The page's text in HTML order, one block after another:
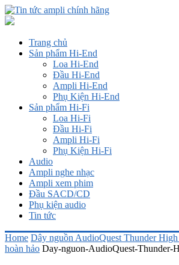
Trang chủ
Sản phẩm Hi-End
Loa Hi-End
Đầu Hi-End
Ampli Hi-End
Phụ Kiện Hi-End
Sản phẩm Hi-Fi
Loa Hi-Fi
Đầu Hi-Fi
Ampli Hi-Fi
Phụ Kiện Hi-Fi
Audio
Ampli nghe nhạc
Ampli xem phim
Đầu SACD/CD
Phụ kiện audio
Tin tức
Home Dây nguồn AudioQuest Thunder
hoàn hảo Day-nguon-AudioQuest-Thunder-